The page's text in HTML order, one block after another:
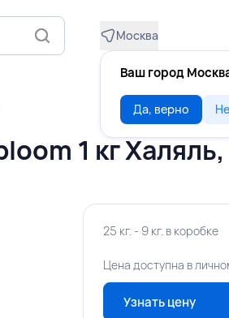
Москва
Ваш город
Да, верно
1 кг
25 кг. - 9 кг. в коробке
Цена доступна в
Узнать цену